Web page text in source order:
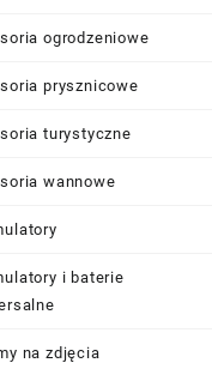
ogrodzeniowe
prysznicowe
turystyczne
wannowe
i baterie
na zdjęcia